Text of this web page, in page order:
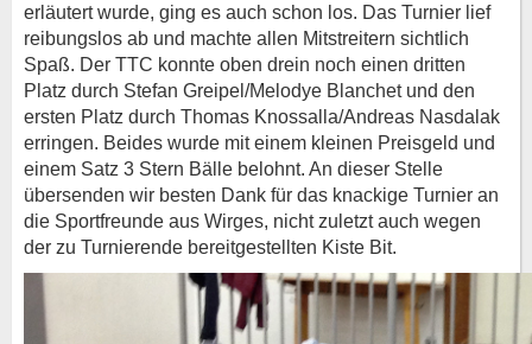
erläutert wurde, ging es auch schon los. Das Turnier lief
reibungslos ab und machte allen Mitstreitern sichtlich
Spaß. Der TTC konnte oben drein noch einen dritten
Platz durch Stefan Greipel/Melodye Blanchet und den
ersten Platz durch Thomas Knossalla/Andreas Nasdalak
erringen. Beides wurde mit einem kleinen Preisgeld und
einem Satz 3 Stern Bälle belohnt. An dieser Stelle
übersenden wir besten Dank für das knackige Turnier an
die Sportfreunde aus Wirges, nicht zuletzt auch wegen
der zu Turnierende bereitgestellten Kiste Bit.